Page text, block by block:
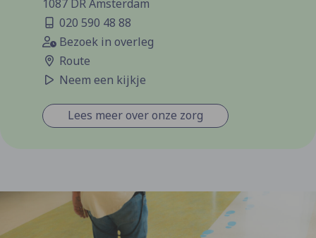
1087 DR Amsterdam
020 590 48 88
Bezoek in overleg
Route
Neem een kijkje
Lees meer over onze zorg